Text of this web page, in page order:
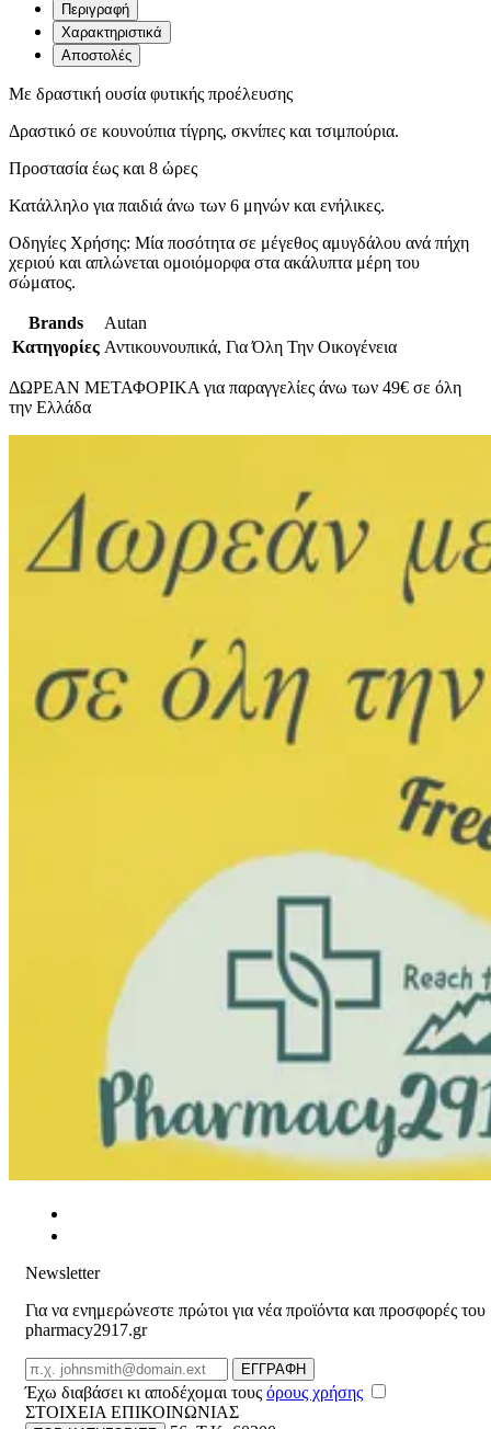
Περιγραφή
Χαρακτηριστικά
Αποστολές
Με δραστική ουσία φυτικής προέλευσης
Δραστικό σε κουνούπια τίγρης, σκνίπες και τσιμπούρια.
Προστασία έως και 8 ώρες
Κατάλληλο για παιδιά άνω των 6 μηνών και ενήλικες.
Οδηγίες Χρήσης: Μία ποσότητα σε μέγεθος αμυγδάλου ανά πήχη
χεριού και απλώνεται ομοιόμορφα στα ακάλυπτα μέρη του
σώματος.
Brands
Autan
Κατηγορίες Αντικουνουπικά, Για Όλη Την Οικογένεια
ΔΩΡΕΑΝ ΜΕΤΑΦΟΡΙΚΑ για παραγγελίες άνω των 49€ σε όλη
την Ελλάδα
Newsletter
Για να ενημερώνεστε πρώτοι για νέα προϊόντα και προσφορές του
pharmacy2917.gr
Email
ΕΓΓΡΑΦΗ
Έχω διαβάσει κι αποδέχομαι τους όρους χρήσης
ΣΤΟΙΧΕΙΑ ΕΠΙΚΟΙΝΩΝΙΑΣ